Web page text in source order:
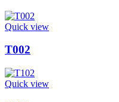
Quick view
T002
Quick view